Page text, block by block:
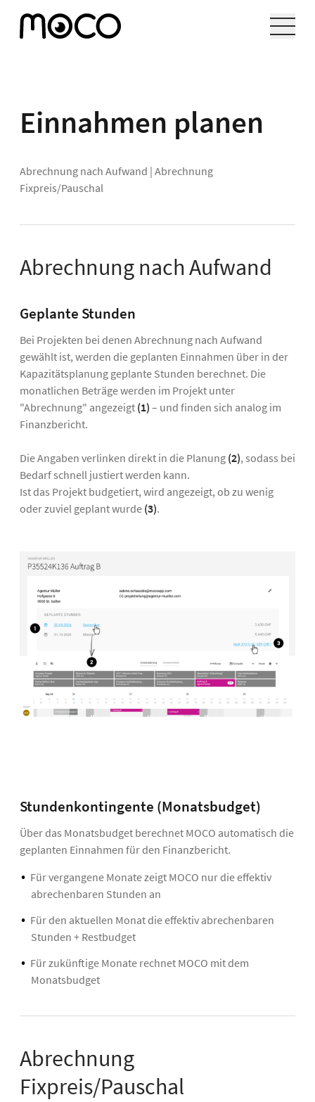
Einnahmen planen
Abrechnung nach Aufwand | Abrechnung
Fixpreis/Pauschal
Abrechnung nach Aufwand
Geplante Stunden
Bei Projekten bei denen Abrechnung nach Aufwand
gewählt ist, werden die geplanten Einnahmen über in der
Kapazitätsplanung geplante Stunden berechnet. Die
monatlichen Beträge werden im Projekt unter
"Abrechnung" angezeigt (1) – und finden sich analog im
Finanzbericht.
Die Angaben verlinken direkt in die Planung (2), sodass bei
Bedarf schnell justiert werden kann.
Ist das Projekt budgetiert, wird angezeigt, ob zu wenig
oder zuviel geplant wurde (3).
Stundenkontingente (Monatsbudget)
Über das Monatsbudget berechnet MOCO automatisch die
geplanten Einnahmen für den Finanzbericht.
Für vergangene Monate zeigt MOCO nur die effektiv
abrechenbaren Stunden an
Für den aktuellen Monat die effektiv abrechenbaren
Stunden + Restbudget
Für zukünftige Monate rechnet MOCO mit dem
Monatsbudget
Abrechnung
Fixpreis/Pauschal